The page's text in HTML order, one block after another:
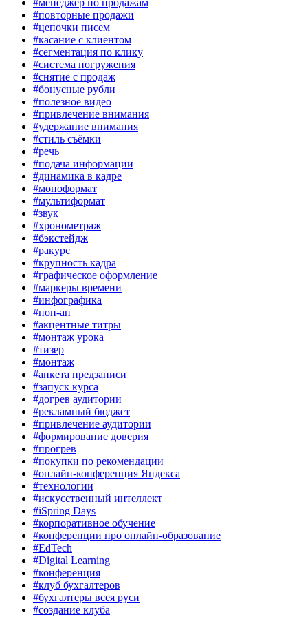
#менеджер по продажам
#повторные продажи
#цепочки писем
#касание с клиентом
#сегментация по клику
#система погружения
#снятие с продаж
#бонусные рубли
#полезное видео
#привлечение внимания
#удержание внимания
#стиль съёмки
#речь
#подача информации
#динамика в кадре
#моноформат
#мультиформат
#звук
#хронометраж
#бэкстейдж
#ракурс
#крупность кадра
#графическое оформление
#маркеры времени
#инфографика
#поп-ап
#акцентные титры
#монтаж урока
#тизер
#монтаж
#анкета предзаписи
#запуск курса
#догрев аудитории
#рекламный бюджет
#привлечение аудитории
#формирование доверия
#прогрев
#покупки по рекомендации
#онлайн-конференция Яндекса
#технологии
#искусственный интеллект
#iSpring Days
#корпоративное обучение
#конференции про онлайн-образование
#EdTech
#Digital Learning
#конференция
#клуб бухгалтеров
#бухгалтеры всея руси
#создание клуба